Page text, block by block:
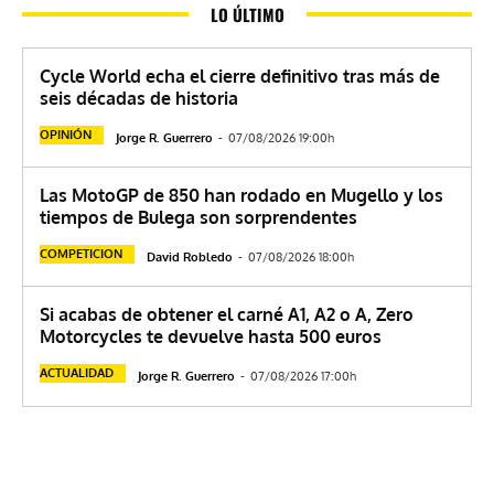
LO ÚLTIMO
Cycle World echa el cierre definitivo tras más de
seis décadas de historia
OPINIÓN Jorge R. Guerrero - 07/08/2026 19:00h
Las MotoGP de 850 han rodado en Mugello y los
tiempos de Bulega son sorprendentes
COMPETICION David Robledo - 07/08/2026 18:00h
Si acabas de obtener el carné A1, A2 o A, Zero
Motorcycles te devuelve hasta 500 euros
ACTUALIDAD Jorge R. Guerrero - 07/08/2026 17:00h